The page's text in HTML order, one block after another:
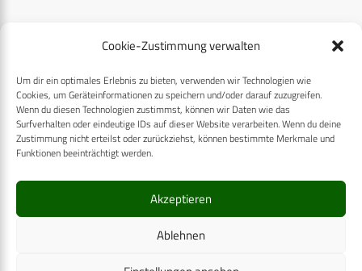
Cookie-Zustimmung verwalten
Um dir ein optimales Erlebnis zu bieten, verwenden wir Technologien wie
Cookies, um Geräteinformationen zu speichern und/oder darauf zuzugreifen.
Wenn du diesen Technologien zustimmst, können wir Daten wie das
Surfverhalten oder eindeutige IDs auf dieser Website verarbeiten. Wenn du deine
Zustimmung nicht erteilst oder zurückziehst, können bestimmte Merkmale und
Funktionen beeinträchtigt werden.
Akzeptieren
Ablehnen
RECHTLICHES
Datenschutzerklärung
Cookie-Richtlinie (EU)